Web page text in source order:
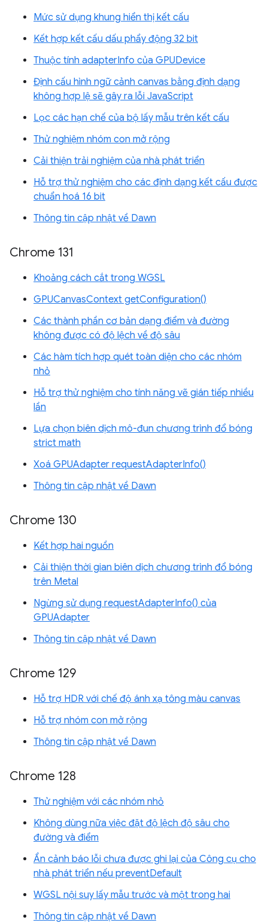
Mức sử dụng khung hiển thị kết cấu
Kết hợp kết cấu dấu phẩy động 32 bit
Thuộc tính adapterInfo của GPUDevice
Định cấu hình ngữ cảnh canvas bằng định dạng
không hợp lệ sẽ gây ra lỗi JavaScript
Lọc các hạn chế của bộ lấy mẫu trên kết cấu
Thử nghiệm nhóm con mở rộng
Cải thiện trải nghiệm của nhà phát triển
Hỗ trợ thử nghiệm cho các định dạng kết cấu được
chuẩn hoá 16 bit
Thông tin cập nhật về Dawn
Chrome 131
Khoảng cách cắt trong WGSL
GPUCanvasContext getConfiguration()
Các thành phần cơ bản dạng điểm và đường
không được có độ lệch về độ sâu
Các hàm tích hợp quét toàn diện cho các nhóm
nhỏ
Hỗ trợ thử nghiệm cho tính năng vẽ gián tiếp nhiều
lần
Lựa chọn biên dịch mô-đun chương trình đổ bóng
strict math
Xoá GPUAdapter requestAdapterInfo()
Thông tin cập nhật về Dawn
Chrome 130
Kết hợp hai nguồn
Cải thiện thời gian biên dịch chương trình đổ bóng
trên Metal
Ngừng sử dụng requestAdapterInfo() của
GPUAdapter
Thông tin cập nhật về Dawn
Chrome 129
Hỗ trợ HDR với chế độ ánh xạ tông màu canvas
Hỗ trợ nhóm con mở rộng
Thông tin cập nhật về Dawn
Chrome 128
Thử nghiệm với các nhóm nhỏ
Không dùng nữa việc đặt độ lệch độ sâu cho
đường và điểm
Ẩn cảnh báo lỗi chưa được ghi lại của Công cụ cho
nhà phát triển nếu preventDefault
WGSL nội suy lấy mẫu trước và một trong hai
Thông tin cập nhật về Dawn